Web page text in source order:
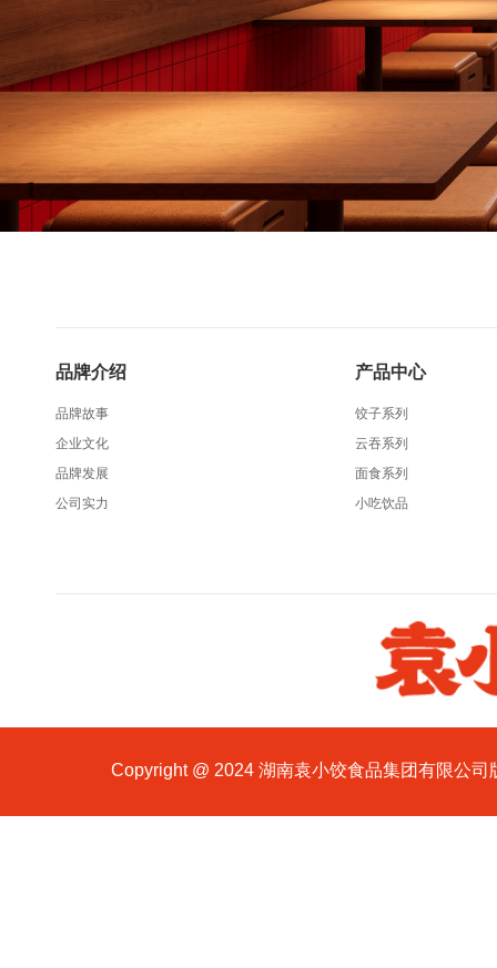
品牌介绍
品牌故事
企业文化
品牌发展
公司实力
产品中心
饺子系列
云吞系列
面食系列
小吃饮品
Copyright @ 2024 湖南袁小饺食品集团有限公